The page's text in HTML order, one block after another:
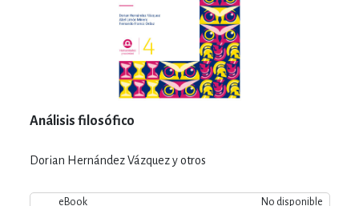
Análisis filosófico
Dorian Hernández Vázquez y otros
eBook No disponible